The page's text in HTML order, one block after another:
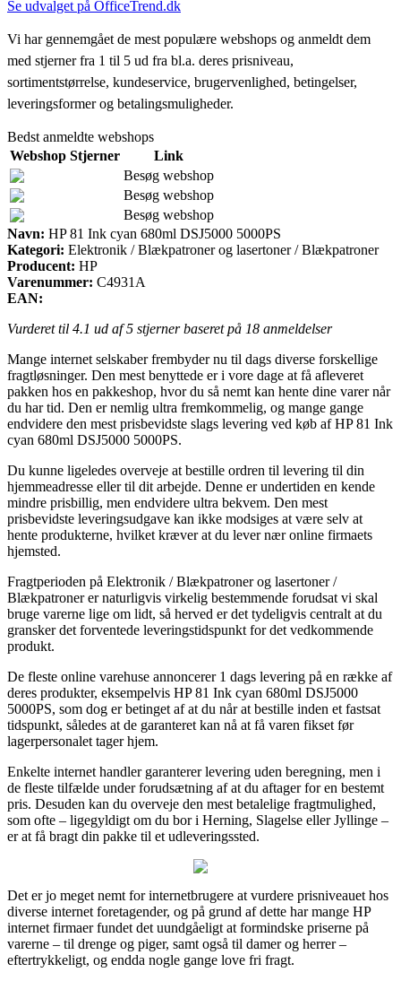
Se udvalget på OfficeTrend.dk
Vi har gennemgået de mest populære webshops og anmeldt dem
med stjerner fra 1 til 5 ud fra bl.a. deres prisniveau,
sortimentstørrelse, kundeservice, brugervenlighed, betingelser,
leveringsformer og betalingsmuligheder.
Bedst anmeldte webshops
Webshop Stjerner
Link
Besøg webshop
Besøg webshop
Besøg webshop
Navn: HP 81 Ink cyan 680ml DSJ5000 5000PS
Kategori: Elektronik / Blækpatroner og lasertoner / Blækpatroner
Producent: HP
Varenummer: C4931A
EAN:
Vurderet til 4.1 ud af 5 stjerner baseret på 18 anmeldelser
Mange internet selskaber frembyder nu til dags diverse forskellige
fragtløsninger. Den mest benyttede er i vore dage at få afleveret
pakken hos en pakkeshop, hvor du så nemt kan hente dine varer når
du har tid. Den er nemlig ultra fremkommelig, og mange gange
endvidere den mest prisbevidste slags levering ved køb af HP 81 Ink
cyan 680ml DSJ5000 5000PS.
Du kunne ligeledes overveje at bestille ordren til levering til din
hjemmeadresse eller til dit arbejde. Denne er undertiden en kende
mindre prisbillig, men endvidere ultra bekvem. Den mest
prisbevidste leveringsudgave kan ikke modsiges at være selv at
hente produkterne, hvilket kræver at du lever nær online firmaets
hjemsted.
Fragtperioden på Elektronik / Blækpatroner og lasertoner /
Blækpatroner er naturligvis virkelig bestemmende forudsat vi skal
bruge varerne lige om lidt, så herved er det tydeligvis centralt at du
gransker det forventede leveringstidspunkt for det vedkommende
produkt.
De fleste online varehuse annoncerer 1 dags levering på en række af
deres produkter, eksempelvis HP 81 Ink cyan 680ml DSJ5000
5000PS, som dog er betinget af at du når at bestille inden et fastsat
tidspunkt, således at de garanteret kan nå at få varen fikset før
lagerpersonalet tager hjem.
Enkelte internet handler garanterer levering uden beregning, men i
de fleste tilfælde under forudsætning af at du aftager for en bestemt
pris. Desuden kan du overveje den mest betalelige fragtmulighed,
som ofte – ligegyldigt om du bor i Herning, Slagelse eller Jyllinge –
er at få bragt din pakke til et udleveringssted.
Det er jo meget nemt for internetbrugere at vurdere prisniveauet hos
diverse internet foretagender, og på grund af dette har mange HP
internet firmaer fundet det uundgåeligt at formindske priserne på
varerne – til drenge og piger, samt også til damer og herrer –
eftertrykkeligt, og endda nogle gange love fri fragt.